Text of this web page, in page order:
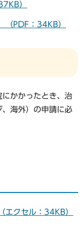
）
（PDF：34KB）
かかったとき、治
海外）の申請に必
エクセル：34KB）